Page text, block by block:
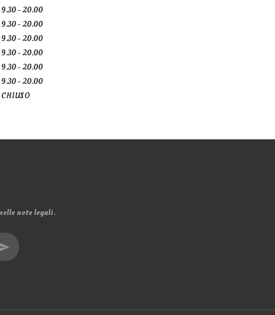
9.30 - 20.00
9.30 - 20.00
9.30 - 20.00
9.30 - 20.00
9.30 - 20.00
9.30 - 20.00
CHIUSO
note legali.